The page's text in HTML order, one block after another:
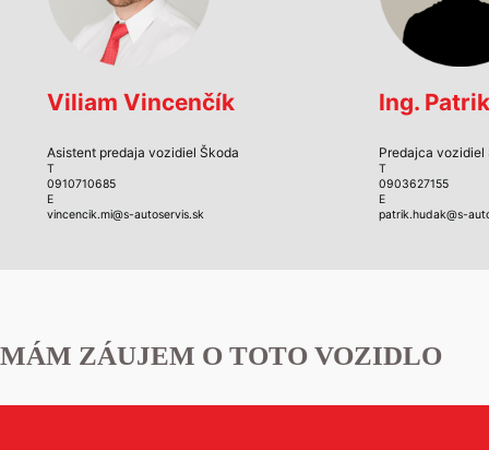
Viliam Vincenčík
Asistent predaja vozidiel Škoda
T
0910710685
E
vincencik.mi@s-autoservis.sk
Ing.
Predajca vozidiel
T
0903627155
E
patrik.hudak@s-
MÁM ZÁUJEM O TOTO VOZIDLO